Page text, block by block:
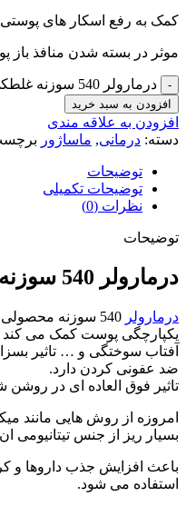
کمک به رفع اسکار های پوستی
موثر در بسته شدن منافذ باز
درمارولر 540 سوزنه غلطکی Dermaroller عدد
افزودن به سبد خرید
افزودن به علاقه مندی
دسته: درمانی, ماساژور
توضیحات
توضیحات تکمیلی
نظرات (0)
توضیحات
درمارولر 540 سوزنه غلطکی
درمارولر
540 سوزنه
یکپارچگی پوست کمک می کند
ضد عفونی کردن دارد.
تاثیر فوق العاده ای در
امروزه از روش هایی مانند
بسیار ریز از جنس تیتانیومی
باعث افزایش جذب داروها و
استفاده می شود.